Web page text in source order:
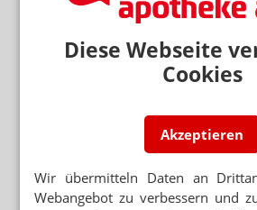
Diese Webseite
Cookies
Akzeptieren
Wir übermitteln Daten an
Webangebot zu verbessern und
BTM-MISSBRAUCH
Wenn Arzneimittel zur
ARZNEIMITTELMISSBRAUCH
APORETRO – DER
WOCHENRÜCKBLICK
MC-Prüfung bei der